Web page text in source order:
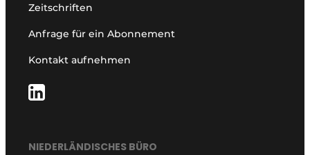
Zeitschriften
Anfrage für ein Abonnement
Kontakt aufnehmen
NIEDERLÄNDISCHES BÜRO